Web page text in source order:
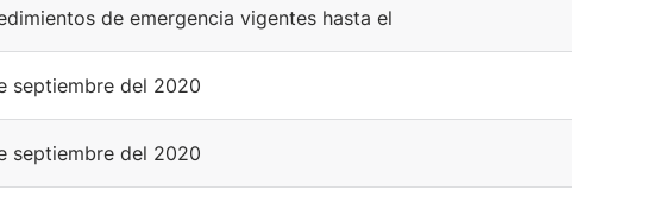
de emergencia vigentes hasta el
septiembre del 2020
septiembre del 2020